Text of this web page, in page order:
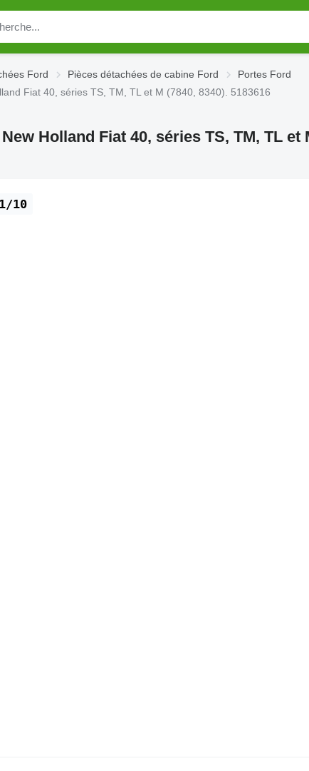
Ford Pièces détachées de cabine Ford
Portes Ford
Fiat 40, séries TS, TM, TL et M (7840, 8340). 5183616
Holland Fiat 40, séries TS, TM, TL et
1/10